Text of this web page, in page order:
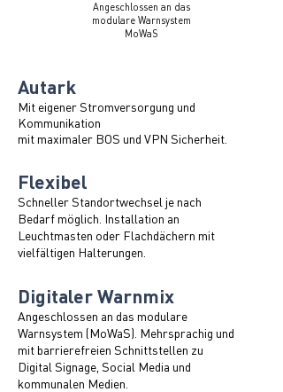
Angeschlossen an das
modulare Warnsystem
MoWaS
Autark
Mit eigener Stromversorgung und
Kommunikation
mit maximaler BOS und VPN Sicherheit.
Flexibel
Schneller Standortwechsel je nach
Bedarf möglich. Installation an
Leuchtmasten oder Flachdächern mit
vielfältigen Halterungen.
Digitaler Warnmix
Angeschlossen an das modulare
Warnsystem (MoWaS). Mehrsprachig und
mit barrierefreien Schnittstellen zu
Digital Signage, Social Media und
kommunalen Medien.